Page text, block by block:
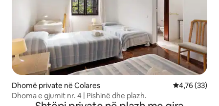
Dhomë private në Colares Vlerësimi
4,76 (33)
Dhoma e gjumit nr. 4 | Pishinë dhe plazh.